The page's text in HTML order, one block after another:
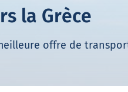
la Grèce
offre de